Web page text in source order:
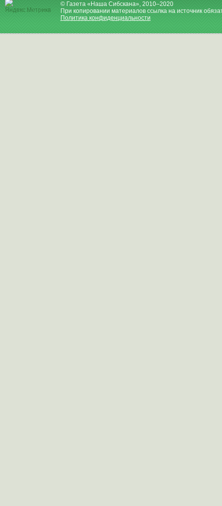
© Газета «Наша Сибскана», 2010–2020
При копировании материалов ссылка на источник
Политика конфиденциальности